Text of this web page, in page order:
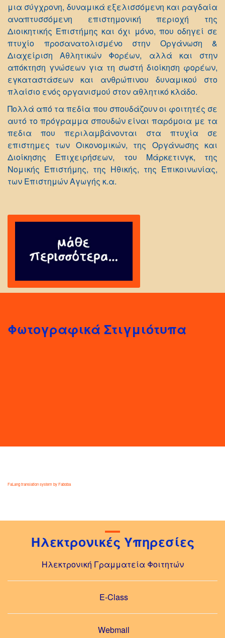
μια σύγχρονη, δυναμικά εξελισσόμενη και ραγδαία
αναπτυσσόμενη επιστημονική περιοχή της
Διοικητικής Επιστήμης και όχι μόνο, που οδηγεί σε
πτυχίο προσανατολισμένο στην Οργάνωση &
Διαχείριση Αθλητικών Φορέων, αλλά και στην
απόκτηση γνώσεων για τη σωστή διοίκηση φορέων,
εγκαταστάσεων και ανθρώπινου δυναμικού στο
πλαίσιο ενός οργανισμού στον αθλητικό κλάδο.
Πολλά από τα πεδία που σπουδάζουν οι φοιτητές σε
αυτό το πρόγραμμα σπουδών είναι παρόμοια με τα
πεδια που περιλαμβάνονται στα πτυχία σε
επιστημες των Οικονομικών, της Οργάνωσης και
Διοίκησης Επιχειρήσεων, του Μάρκετινγκ, της
Νομικής Επιστήμης, της Ηθικής, της Επικοινωνίας,
των Επιστημών Αγωγής κ.α.
Φωτογραφικά Στιγμιότυπα
FaLang translation system by Faboba
Ηλεκτρονικές Υπηρεσίες
Ηλεκτρονική Γραμματεία Φοιτητών
E-Class
Webmail